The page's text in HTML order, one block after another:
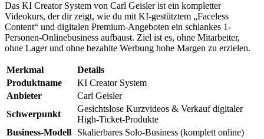
Das KI Creator System von Carl Geisler ist ein kompletter
Videokurs, der dir zeigt, wie du mit KI-gestütztem „Faceless
Content“ und digitalen Premium-Angeboten ein schlankes 1-
Personen-Onlinebusiness aufbaust. Ziel ist es, ohne Mitarbeiter,
ohne Lager und ohne bezahlte Werbung hohe Margen zu erzielen.
Merkmal
Details
Produktname
KI Creator System
Anbieter
Carl Geisler
Schwerpunkt
Gesichtslose Kurzvideos & Verkauf digitaler
High-Ticket-Produkte
Business-Modell
Skalierbares Solo-Business (komplett online)